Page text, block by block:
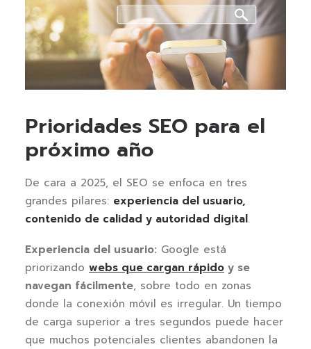
Prioridades SEO para el
próximo año
De cara a 2025, el SEO se enfoca en tres
grandes pilares: experiencia del usuario,
contenido de calidad y autoridad digital.
Experiencia del usuario: Google está
priorizando webs que cargan rápido y se
navegan fácilmente, sobre todo en zonas
donde la conexión móvil es irregular. Un tiempo
de carga superior a tres segundos puede hacer
que muchos potenciales clientes abandonen la